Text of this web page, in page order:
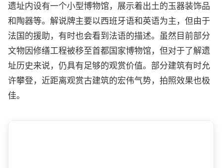
遗址内设有一个小型博物馆，展示着出土的玉器装饰品
和陶器等。解说牌主要以西班牙语和英语为主，但由于
法国的援助，有时也会看到法语的描述。虽然目前部分
文物因修缮工程被移至首都国家博物馆，但对于了解遗
址历史来说，仍具有足够的观赏价值。部分建筑有时允
许攀登，近距离观赏古建筑的宏伟气势，拍照效果也极
佳。